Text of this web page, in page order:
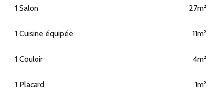
1 Salon 27m²
1 Cuisine équipée 11m²
1 Couloir 4m²
1 Placard 1m²